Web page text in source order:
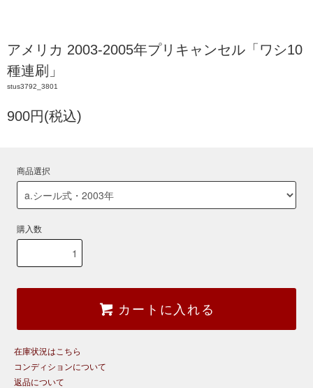
アメリカ 2003-2005年プリキャンセル「ワシ10
種連刷」
stus3792_3801
900円(税込)
商品選択
購入数
カートに入れる
在庫状況はこちら
コンディションについて
返品について